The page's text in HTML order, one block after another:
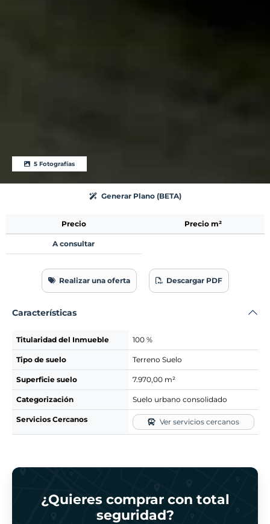
5 Fotografías
Generar Plano (BETA)
Precio Precio m²
A consultar
Realizar una oferta Descargar PDF
Características
Titularidad del Inmueble 100 %
Tipo de suelo Terreno Suelo
Superficie suelo 7.970,00 m²
Categorización Suelo urbano consolidado
Servicios Cercanos Ver servicios cercanos
¿Quieres comprar con total
seguridad?